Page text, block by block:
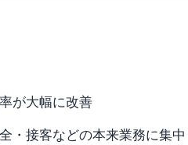
が大幅に改善
・接客などの本来業務に集中